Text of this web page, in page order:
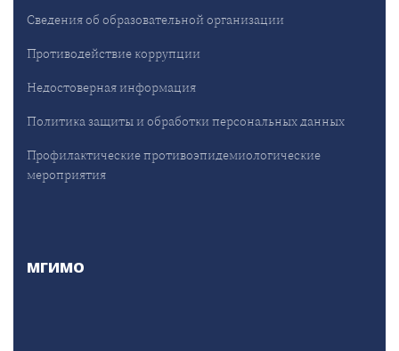
Сведения об образовательной организации
Противодействие коррупции
Недостоверная информация
Политика защиты и обработки персональных данных
Профилактические противоэпидемиологические
мероприятия
МГИМО